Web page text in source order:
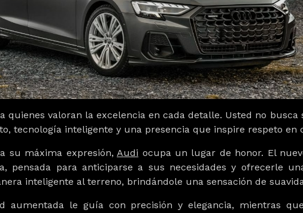
quienes valoran la excelencia en cada detalle. Usted no
tecnología inteligente y una presencia que inspire respeto en
su máxima expresión,Audi ocupa un lugar de honor. El
pensada para anticiparse a sus necesidades y ofrecerle
inteligente al terreno, brindándole una sensación de
aumentadale guía con precisión y elegancia, mientras